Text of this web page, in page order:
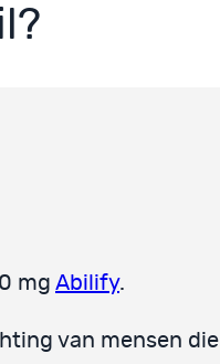
mg Abilify.
van mensen die